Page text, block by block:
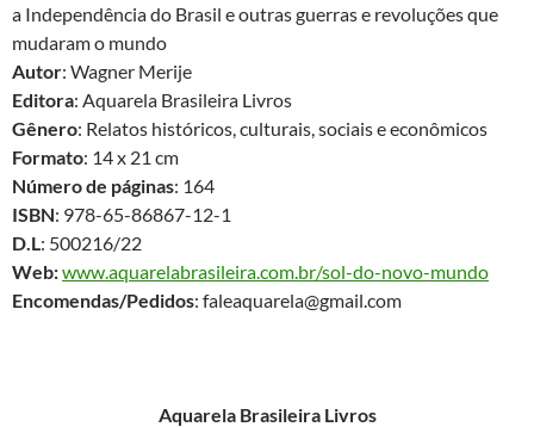
a Independência do Brasil e outras guerras e revoluções que
mudaram o mundo
Autor: Wagner Merije
Editora: Aquarela Brasileira Livros
Gênero: Relatos históricos, culturais, sociais e econômicos
Formato: 14 x 21 cm
Número de páginas: 164
ISBN: 978-65-86867-12-1
D.L : 500216/22
Web:www.aquarelabrasileira.com.br/sol-do-novo-mundo
Encomendas/Pedidos: faleaquarela@gmail.com
Aquarela Brasileira Livros